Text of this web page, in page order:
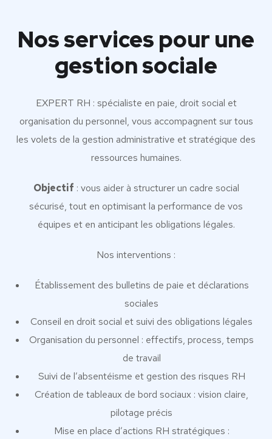
Nos services pour une
gestion sociale
EXPERT RH : spécialiste en paie, droit social et
organisation du personnel, vous accompagnent sur tous
les volets de la gestion administrative et stratégique des
ressources humaines.
Objectif : vous aider à structurer un cadre social
sécurisé, tout en optimisant la performance de vos
équipes et en anticipant les obligations légales.
Nos interventions :
Établissement des bulletins de paie et déclarations
sociales
Conseil en droit social et suivi des obligations légales
Organisation du personnel : effectifs, process, temps
de travail
Suivi de l’absentéisme et gestion des risques RH
Création de tableaux de bord sociaux : vision claire,
pilotage précis
Mise en place d’actions RH stratégiques :